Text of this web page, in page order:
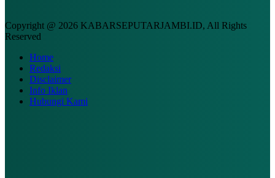
Copyright @ 2026 KABARSEPUTARJAMBI.ID, All Rights
Reserved
Home
Redaksi
Disclaimer
Info Iklan
Hubungi Kami